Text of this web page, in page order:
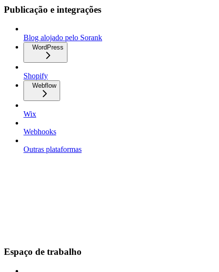
Publicação e integrações
Blog alojado pelo Sorank
WordPress
Shopify
Webflow
Wix
Webhooks
Outras plataformas
Espaço de trabalho